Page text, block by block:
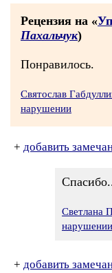
Рецензия на «
Пахальчук)
Понравилось.
Святослав
нарушении
+ добавить
Светлана
нарушении
+ добавить